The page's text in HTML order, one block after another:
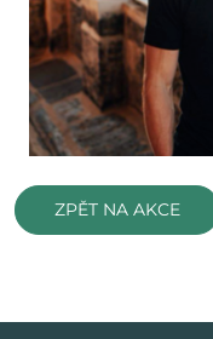
ZPĚT NA AKCE